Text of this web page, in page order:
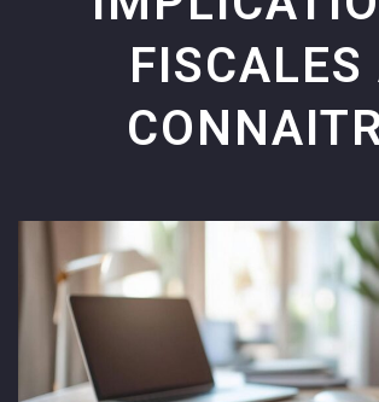
FISCALES